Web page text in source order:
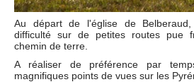
Au départ de l'église de
difficulté sur de petites routes pue
chemin de terre.
A réaliser de préférence par
magnifiques points de vues sur les